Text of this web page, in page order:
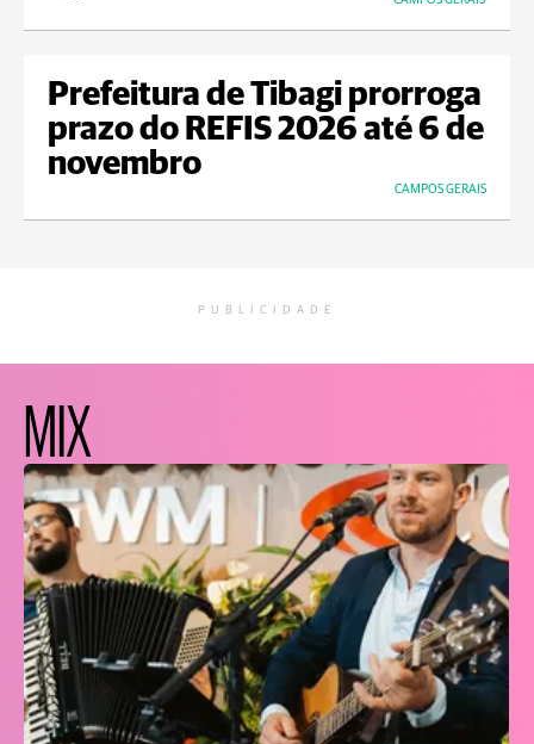
Prefeitura de Tibagi prorroga
prazo do REFIS 2026 até 6 de
novembro
CAMPOS GERAIS
PUBLICIDADE
MIX